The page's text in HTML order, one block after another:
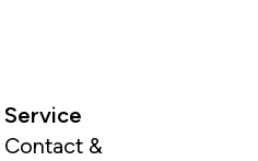
Service
Contact &